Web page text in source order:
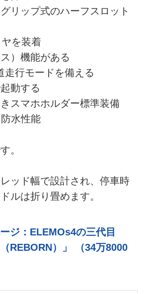
リップ式のハーフスロット
ヤを装着
）機能がある
走行モードを備える
動する
スマホホルダー標準装備
水性能
。
ッド幅で設計され、停車時
ルは折り畳めます。
：ELEMOs4の三代目
（REBORN）」 （34万8000